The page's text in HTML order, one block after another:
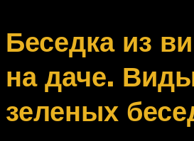
Беседка из
на даче.
зеленых